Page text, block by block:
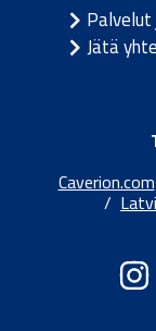
Jätä
Caverion.com
/